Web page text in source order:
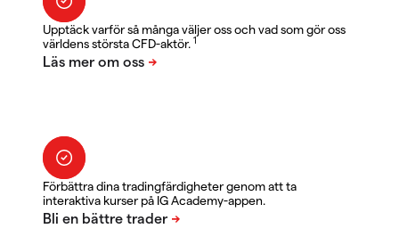
Upptäck varför så många väljer oss och vad som gör oss
världens största CFD-aktör. 1
Förbättra dina tradingfärdigheter genom att ta
interaktiva kurser på IG Academy-appen.